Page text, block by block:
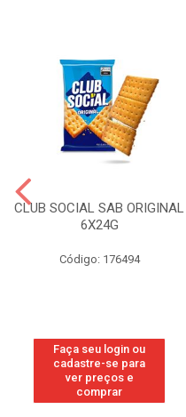
CLUB SOCIAL SAB ORIGINAL
6X24G
Código: 176494
Faça seu login ou
cadastre-se para
ver preços e
comprar